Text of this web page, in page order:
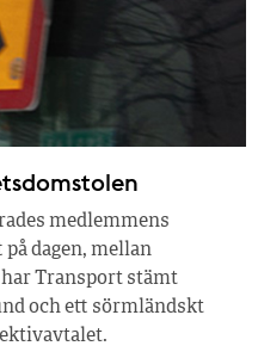
medlemmens
dagen, mellan
Transport stämt
och ett sörmländskt